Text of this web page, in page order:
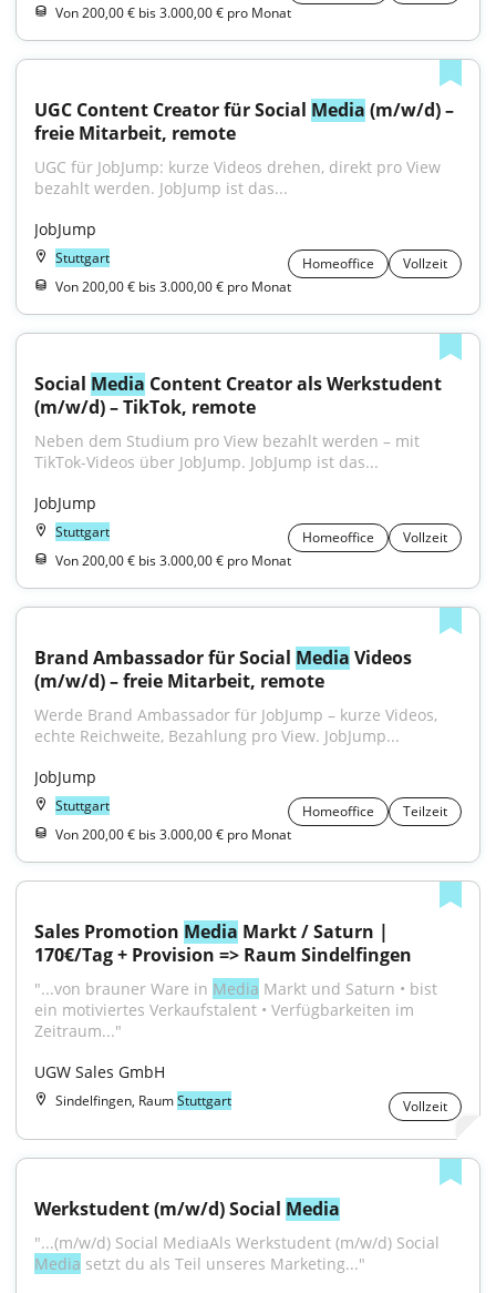
Von 200,00 € bis 3.000,00 € pro Monat
UGC Content Creator für Social Media (m/w/d) –
freie Mitarbeit, remote
UGC für JobJump: kurze Videos drehen, direkt pro View
bezahlt werden. JobJump ist das...
JobJump
Stuttgart Homeoffice
Vollzeit
Von 200,00 € bis 3.000,00 € pro Monat
Social Media Content Creator als Werkstudent
(m/w/d) – TikTok, remote
Neben dem Studium pro View bezahlt werden – mit
TikTok-Videos über JobJump. JobJump ist das...
JobJump
Stuttgart Homeoffice
Vollzeit
Von 200,00 € bis 3.000,00 € pro Monat
Brand Ambassador für Social Media Videos
(m/w/d) – freie Mitarbeit, remote
Werde Brand Ambassador für JobJump – kurze Videos,
echte Reichweite, Bezahlung pro View. JobJump...
JobJump
Stuttgart Homeoffice
Teilzeit
Von 200,00 € bis 3.000,00 € pro Monat
Sales Promotion Media Markt / Saturn |
170€/Tag + Provision => Raum Sindelfingen
"...von brauner Ware in Media Markt und Saturn • bist
ein motiviertes Verkaufstalent • Verfügbarkeiten im
Zeitraum..."
UGW Sales GmbH
Sindelfingen, RaumStuttgart Vollzeit
Werkstudent (m/w/d) Social Media
Media setzt du als Teil unseres Marketing..."